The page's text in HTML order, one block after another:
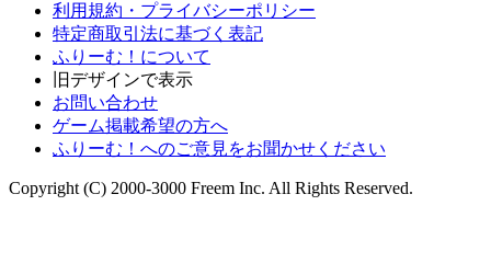
利用規約・プライバシーポリシー
特定商取引法に基づく表記
ふりーむ！について
旧デザインで表示
お問い合わせ
ゲーム掲載希望の方へ
ふりーむ！へのご意見をお聞かせください
Copyright (C) 2000-3000 Freem Inc. All Rights Reserved.